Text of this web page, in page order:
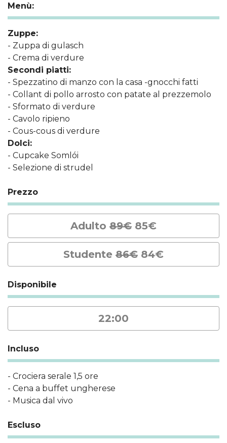
Menù:
Zuppe:
- Zuppa di gulasch
- Crema di verdure
Secondi piatti:
- Spezzatino di manzo con la casa -gnocchi fatti
- Collant di pollo arrosto con patate al prezzemolo
- Sformato di verdure
- Cavolo ripieno
- Cous-cous di verdure
Dolci:
- Cupcake Somlói
- Selezione di strudel
Prezzo
Adulto 89€ 85€
Studente 86€ 84€
Disponibile
22:00
Incluso
- Crociera serale 1,5 ore
- Cena a buffet ungherese
- Musica dal vivo
Escluso